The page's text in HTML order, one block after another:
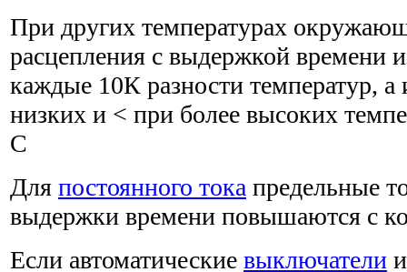
При других температурах
расцепления с выдержкой времени
каждые 10К разности температур,
низких и < при более высоких
С
Для постоянного тока предельные
выдержки времени повышаются с
Если автоматические выключатели